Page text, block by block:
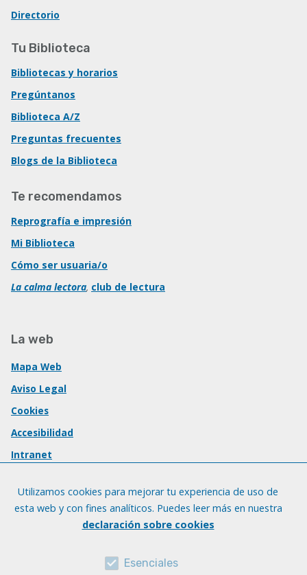
Directorio
Tu Biblioteca
Bibliotecas y horarios
Pregúntanos
Biblioteca A/Z
Preguntas frecuentes
Blogs de la Biblioteca
Te recomendamos
Reprografía e impresión
Mi Biblioteca
Cómo ser usuaria/o
La calma lectora, club de lectura
La web
Mapa Web
Aviso Legal
Cookies
Accesibilidad
Intranet
Utilizamos cookies para mejorar tu experiencia de uso de
esta web y con fines analíticos. Puedes leer más en nuestra
declaración sobre cookies
Esenciales